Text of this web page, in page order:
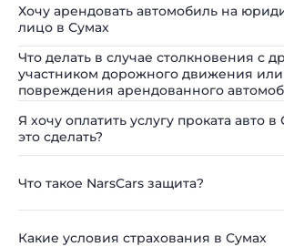
Хочу арендовать автомобиль на
лицо в Сумах
Что делать в случае столкновения с
участником дорожного движения или
повреждения арендованного
Я хочу оплатить услугу проката авто в
это сделать?
Что такое NarsCars защита?
Какие условия страхования в Сумах